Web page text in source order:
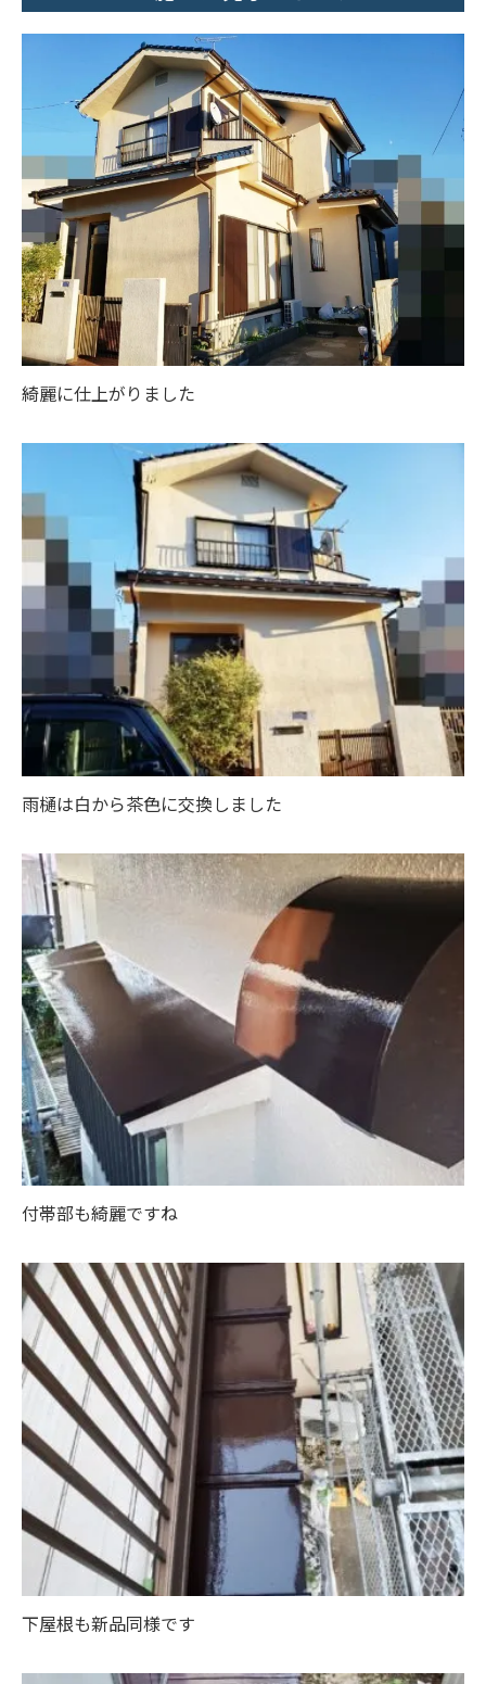
綺麗に仕上がりました
雨樋は白から茶色に交換しました
付帯部も綺麗ですね
下屋根も新品同様です